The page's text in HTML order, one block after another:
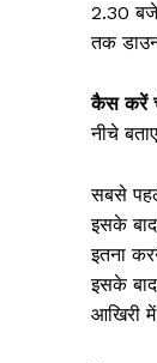
2.30 बजे
तक
कैस करें
नीचे
सबसे पहले
इसके
इतना
इसके
आखिरी